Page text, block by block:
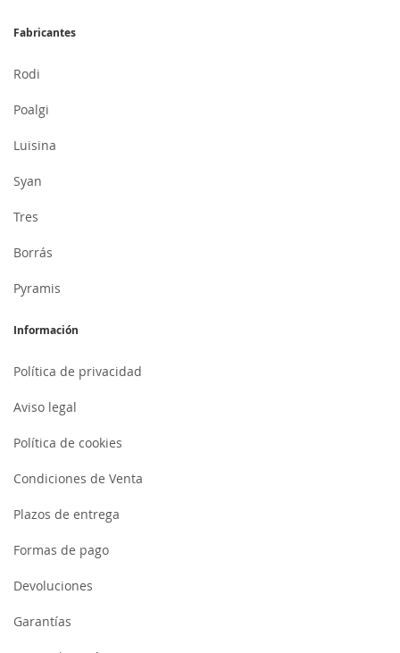
Fabricantes
Rodi
Poalgi
Luisina
Syan
Tres
Borrás
Pyramis
Información
Política de privacidad
Aviso legal
Política de cookies
Condiciones de Venta
Plazos de entrega
Formas de pago
Devoluciones
Garantías